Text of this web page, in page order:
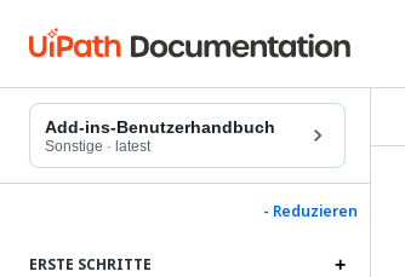
Add-ins-Benutzerhandbuch
Sonstige · latest
- Reduzieren
ERSTE SCHRITTE